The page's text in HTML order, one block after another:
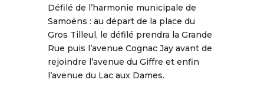
Défilé de l’harmonie municipale de
Samoëns : au départ de la place du
Gros Tilleul, le défilé prendra la Grande
Rue puis l’avenue Cognac Jay avant de
rejoindre l’avenue du Giffre et enfin
l’avenue du Lac aux Dames.